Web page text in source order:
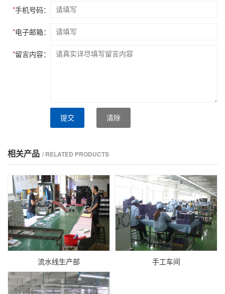
*手机号码：
*电子邮箱：
*留言内容：
提交 清除
相关产品 / RELATED PRODUCTS
流水线生产部 手工车间